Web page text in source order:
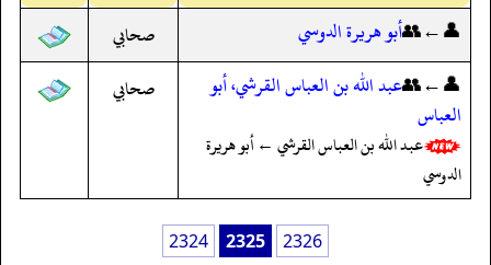
👤←👥أبو هريرة الدوسي
صحابي
👤←👥عبد الله بن العباس القرشي، أبو
العباس
عبد الله بن العباس القرشي ← أبو هريرة
الدوسي
صحابي
2324 2325 2326